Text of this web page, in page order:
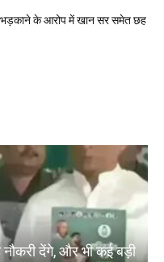
भड़काने के आरोप में खान सर समेत छह
देंगे, और भी कई बड़ी